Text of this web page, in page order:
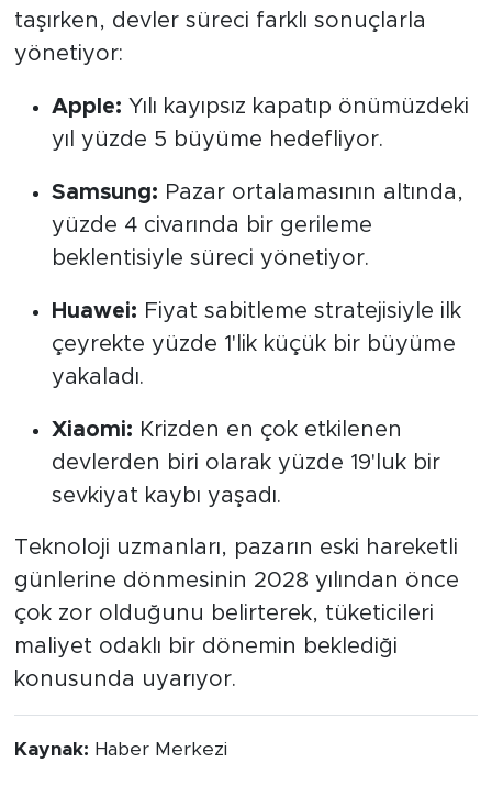
taşırken, devler süreci farklı sonuçlarla
yönetiyor:
Apple: Yılı kayıpsız kapatıp önümüzdeki
yıl yüzde 5 büyüme hedefliyor.
Samsung: Pazar ortalamasının altında,
yüzde 4 civarında bir gerileme
beklentisiyle süreci yönetiyor.
Huawei: Fiyat sabitleme stratejisiyle ilk
çeyrekte yüzde 1'lik küçük bir büyüme
yakaladı.
Xiaomi: Krizden en çok etkilenen
devlerden biri olarak yüzde 19'luk bir
sevkiyat kaybı yaşadı.
Teknoloji uzmanları, pazarın eski hareketli
günlerine dönmesinin 2028 yılından önce
çok zor olduğunu belirterek, tüketicileri
maliyet odaklı bir dönemin beklediği
konusunda uyarıyor.
Kaynak: Haber Merkezi